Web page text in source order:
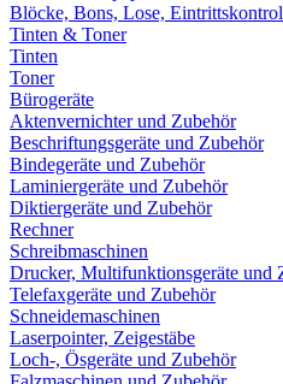
Blöcke, Bons, Lose,
Tinten & Toner
Tinten
Toner
Bürogeräte
Aktenvernichter und Zubehör
Beschriftungsgeräte und Zubehör
Bindegeräte und Zubehör
Laminiergeräte und Zubehör
Diktiergeräte und Zubehör
Rechner
Schreibmaschinen
Drucker, Multifunktionsgeräte und
Telefaxgeräte und Zubehör
Schneidemaschinen
Laserpointer, Zeigestäbe
Loch-, Ösgeräte und Zubehör